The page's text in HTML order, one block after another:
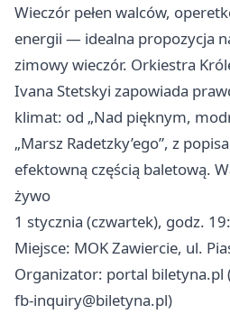
Wieczór pełen walców,
energii — idealna propozycja
zimowy wieczór. Orkiestra
Ivana Stetskyi zapowiada
klimat: od „Nad pięknym,
„Marsz Radetzky’ego”, z
efektowną częścią baletową.
żywo
1 stycznia (czwartek), godz.
Miejsce: MOK Zawiercie, ul.
Organizator: portal biletyna.pl
fb-inquiry@biletyna.pl)